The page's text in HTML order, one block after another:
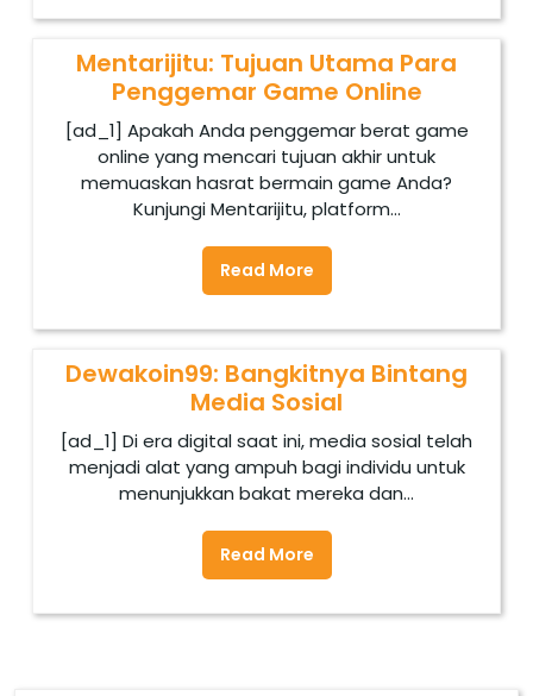
Mentarijitu: Tujuan Utama Para
Penggemar Game Online
[ad_1] Apakah Anda penggemar berat game
online yang mencari tujuan akhir untuk
memuaskan hasrat bermain game Anda?
Kunjungi Mentarijitu, platform...
Read More
Dewakoin99: Bangkitnya Bintang
Media Sosial
[ad_1] Di era digital saat ini, media sosial telah
menjadi alat yang ampuh bagi individu untuk
menunjukkan bakat mereka dan...
Read More